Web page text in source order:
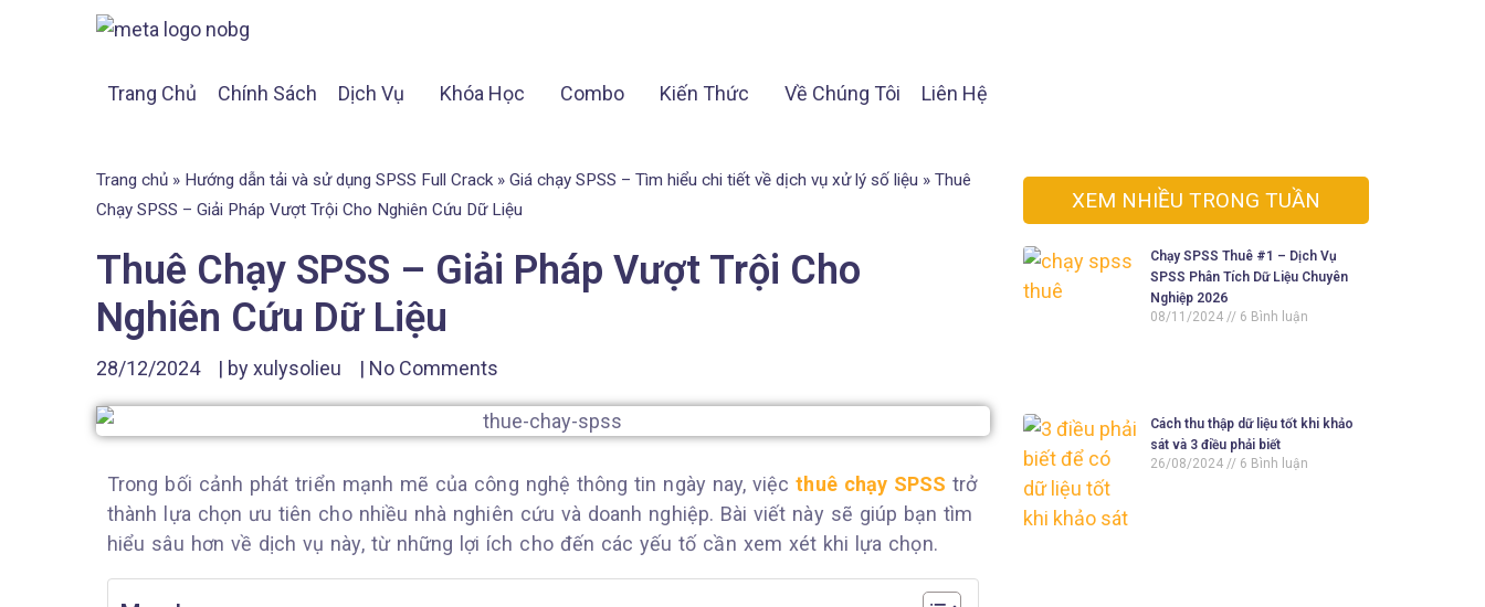
Trang Chủ Chính Sách Dịch Vụ Khóa Học Combo Kiến Thức Về Chúng Tôi Liên Hệ
Trang chủ » Hướng dẫn tải và sử dụng SPSS Full Crack » Giá chạy SPSS – Tìm hiểu chi tiết về dịch vụ xử lý số liệu » Thuê
Chạy SPSS – Giải Pháp Vượt Trội Cho Nghiên Cứu Dữ Liệu
Thuê Chạy SPSS – Giải Pháp Vượt Trội Cho
Nghiên Cứu Dữ Liệu
28/12/2024 | byxulysolieu | No Comments
Trong bối cảnh phát triển mạnh mẽ của công nghệ thông tin ngày nay, việcthuê chạy SPSS trở
thành lựa chọn ưu tiên cho nhiều nhà nghiên cứu và doanh nghiệp. Bài viết này sẽ giúp bạn tìm
hiểu sâu hơn về dịch vụ này, từ những lợi ích cho đến các yếu tố cần xem xét khi lựa chọn.
XEM NHIỀU TRONG TUẦN
Chạy SPSS Thuê #1 – Dịch Vụ
SPSS Phân Tích Dữ Liệu Chuyên
Nghiệp 2026
08/11/2024
6 Bình luận
Cách thu thập dữ liệu tốt khi khảo
sát và 3 điều phải biết
26/08/2024
6 Bình luận